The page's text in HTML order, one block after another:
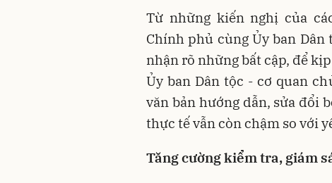
Từ những kiến nghị của
Chính phủ cùng Ủy ban
nhận rõ những bất cập, để
Ủy ban Dân tộc - cơ quan
văn bản hướng dẫn, sửa đổi
thực tế vẫn còn chậm so với
Tăng cường kiểm tra, giám